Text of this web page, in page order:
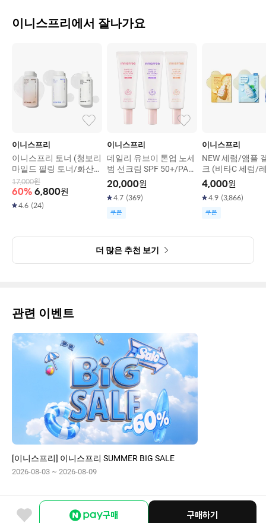
구매 구매하기
이니스프리에서 잘나가요
이니스프리
이니스프리 토너 (청보리
마일드 필링 토너/화산송
이 파하 모공 매끈결 토
너/비자 트러블 토너)
17,000원
60% 6,800원
4.6 (24)
이니스프리
데일리 유브이 톤업 노세
범 선크림 SPF 50+/PA+
+++ (핑크/라벤더/베이
지) 50ml
20,000원
4.7 (369)
쿠폰
이니스프리
NEW 세럼/앰플
크 (비타C 세럼/
시카 흔적 앰플/
DRN 앰플)
4,000원
4.9 (3,866)
쿠폰
더 많은 추천 보기
관련 이벤트
[이니스프리] 이니스프리 SUMMER BIG SALE
2026-08-03 ~ 2026-08-09